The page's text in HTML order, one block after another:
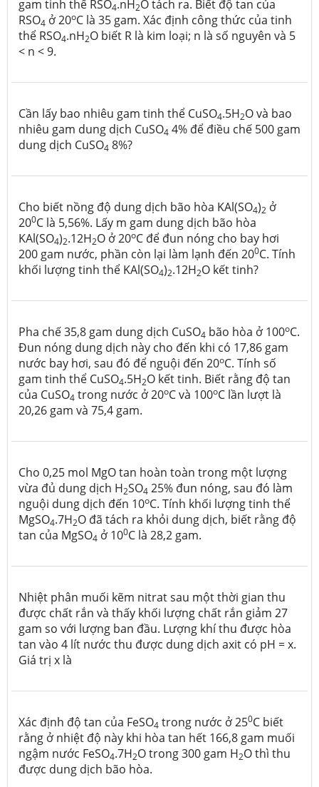
gam tinh thể RSO4.nH2O tách ra. Biết độ tan của
RSO4 ở 20oC là 35 gam. Xác định công thức của tinh
thể RSO4.nH2O biết R là kim loại; n là số nguyên và 5
< n < 9.
Cần lấy bao nhiêu gam tinh thể CuSO4.5H2O và bao
nhiêu gam dung dịch CuSO4 4% để điều chế 500 gam
dung dịch CuSO4 8%?
Cho biết nồng độ dung dịch bão hòa KAl(SO4)2 ở
200C là 5,56%. Lấy m gam dung dịch bão hòa
KAl(SO4)2.12H2O ở 20oC để đun nóng cho bay hơi
200 gam nước, phần còn lại làm lạnh đến 200C. Tính
khối lượng tinh thể KAl(SO4)2.12H2O kết tinh?
Pha chế 35,8 gam dung dịch CuSO4 bão hòa ở 100oC.
Đun nóng dung dịch này cho đến khi có 17,86 gam
nước bay hơi, sau đó để nguội đến 20oC. Tính số
gam tinh thể CuSO4.5H2O kết tinh. Biết rằng độ tan
của CuSO4 trong nước ở 20oC và 100oC lần lượt là
20,26 gam và 75,4 gam.
Cho 0,25 mol MgO tan hoàn toàn trong một lượng
vừa đủ dung dịch H2SO4 25% đun nóng, sau đó làm
nguội dung dịch đến 10oC. Tính khối lượng tinh thể
MgSO4.7H2O đã tách ra khỏi dung dịch, biết rằng độ
tan của MgSO4 ở 100C là 28,2 gam.
Nhiệt phân muối kẽm nitrat sau một thời gian thu
được chất rắn và thấy khối lượng chất rắn giảm 27
gam so với lượng ban đầu. Lượng khí thu được hòa
tan vào 4 lít nước thu được dung dịch axit có pH = x.
Giá trị x là
Xác định độ tan của FeSO4 trong nước ở 250C biết
rằng ở nhiệt độ này khi hòa tan hết 166,8 gam muối
ngậm nước FeSO4.7H2O trong 300 gam H2O thì thu
được dung dịch bão hòa.